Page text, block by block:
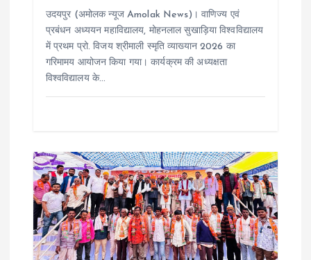
उदयपुर (अमोलक न्यूज Amolak News)। वाणिज्य एवं
प्रबंधन अध्ययन महाविद्यालय, मोहनलाल सुखाड़िया विश्वविद्यालय
में प्रथम प्रो. विजय श्रीमाली स्मृति व्याख्यान 2026 का
गरिमामय आयोजन किया गया। कार्यक्रम की अध्यक्षता
विश्वविद्यालय के…